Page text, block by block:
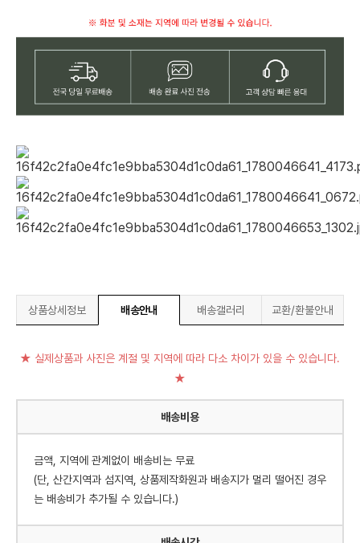
상품상세정보 배송안내 배송갤러리 교환/환불안내
★ 실제상품과 사진은 계절 및 지역에 따라 다소 차이가 있을 수 있습니다.
★
배송비용
금액, 지역에 관계없이 배송비는 무료
(단, 산간지역과 섬지역, 상품제작화원과 배송지가 멀리 떨어진 경우
는 배송비가 추가될 수 있습니다.)